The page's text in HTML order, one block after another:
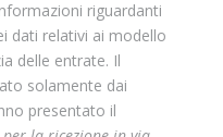
riguardanti
dati relativi ai modello
delle entrate. Il
solamente dai
presentato il